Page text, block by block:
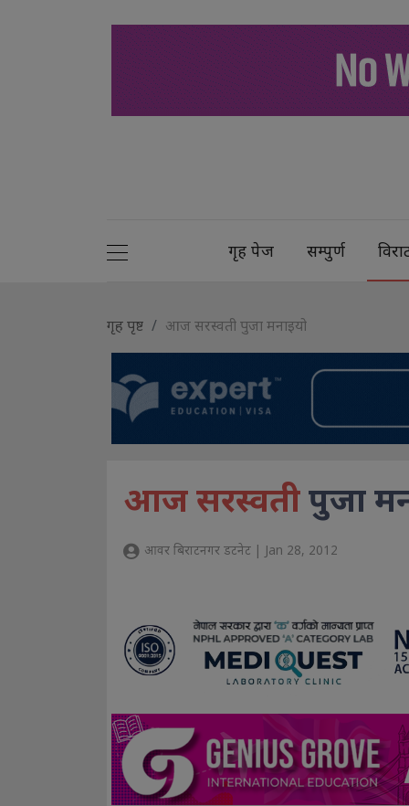
गृह पेज सम्पुर्ण
गृह पृष्ट आज सरस्वती पुजा मनाइयो
आज सरस्वतीपुजा
आवर बिराटनगर डटनेट | Jan 28, 2012